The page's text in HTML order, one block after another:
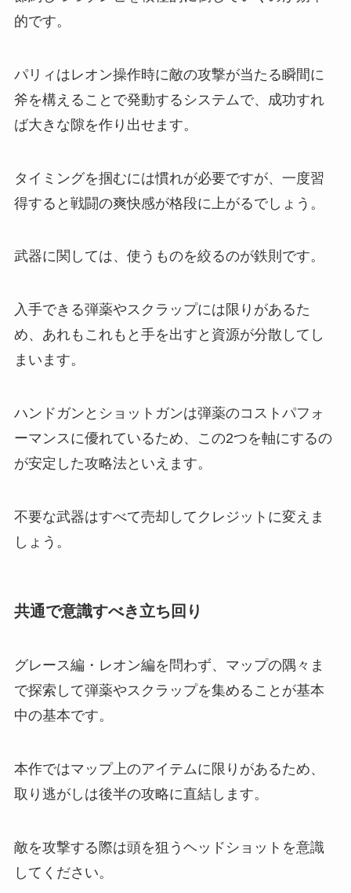
的です。
パリィはレオン操作時に敵の攻撃が当たる瞬間に
斧を構えることで発動するシステムで、成功すれ
ば大きな隙を作り出せます。
タイミングを掴むには慣れが必要ですが、一度習
得すると戦闘の爽快感が格段に上がるでしょう。
武器に関しては、使うものを絞るのが鉄則です。
入手できる弾薬やスクラップには限りがあるた
め、あれもこれもと手を出すと資源が分散してし
まいます。
ハンドガンとショットガンは弾薬のコストパフォ
ーマンスに優れているため、この2つを軸にするの
が安定した攻略法といえます。
不要な武器はすべて売却してクレジットに変えま
しょう。
共通で意識すべき立ち回り
グレース編・レオン編を問わず、マップの隅々ま
で探索して弾薬やスクラップを集めることが基本
中の基本です。
本作ではマップ上のアイテムに限りがあるため、
取り逃がしは後半の攻略に直結します。
敵を攻撃する際は頭を狙うヘッドショットを意識
してください。